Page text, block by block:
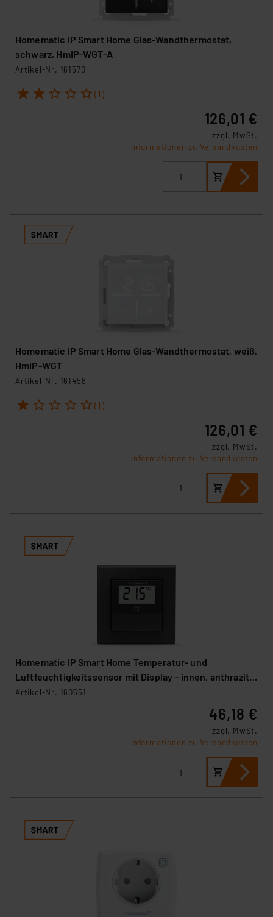
Homematic IP Smart Home Glas-Wandthermostat,
schwarz, HmIP-WGT-A
Artikel-Nr. 161570
1 2 3 4 5 (1)
126,01 €
zzgl. MwSt.
Informationen zu Versandkosten
Homematic IP Smart Home Glas-Wandthermostat, weiß,
HmIP-WGT
Artikel-Nr. 161458
1 2 3 4 5 (1)
126,01 €
zzgl. MwSt.
Informationen zu Versandkosten
Homematic IP Smart Home Temperatur- und
Luftfeuchtigkeitssensor mit Display – innen, anthrazit,
HmIP-STHD-A
Artikel-Nr. 160551
46,18 €
zzgl. MwSt.
Informationen zu Versandkosten